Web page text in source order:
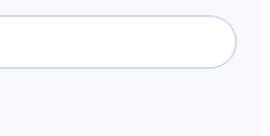
ENFRDE